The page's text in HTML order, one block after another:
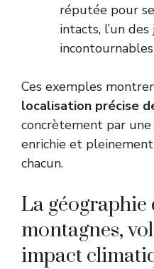
réputée pour
intacts, l’un
Ces exemples
localisation précise
concrètement par
enrichie et
chacun.
La géographie
montagnes,
impact